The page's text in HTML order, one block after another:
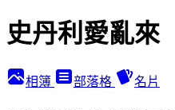
史丹利愛亂來
相簿 部落格 名片